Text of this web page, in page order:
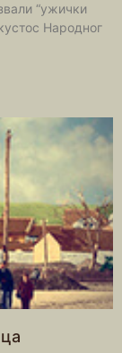
“ужички
Народног